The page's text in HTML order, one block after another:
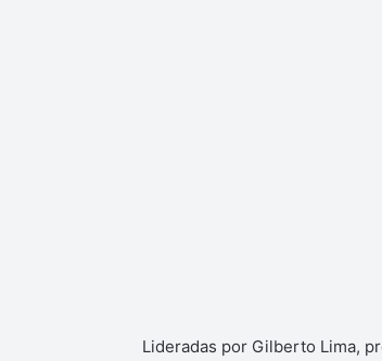
Lideradas por Gilberto Lima,